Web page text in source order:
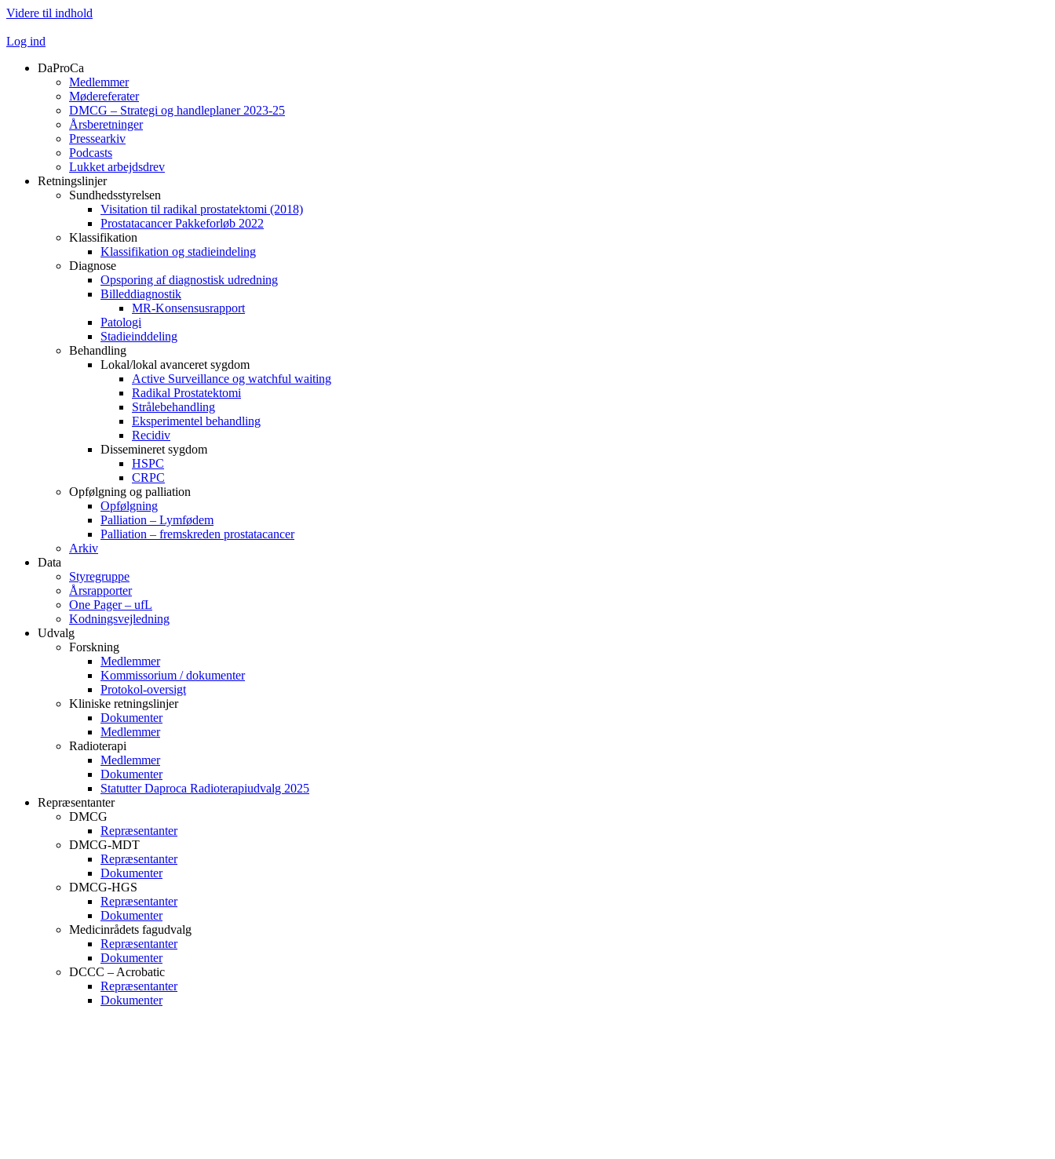
Videre til indhold
Log ind
DaProCa
Medlemmer
Mødereferater
DMCG – Strategi og handleplaner 2023-25
Årsberetninger
Pressearkiv
Podcasts
Lukket arbejdsdrev
Retningslinjer
Sundhedsstyrelsen
Visitation til radikal prostatektomi (2018)
Prostatacancer Pakkeforløb 2022
Klassifikation
Klassifikation og stadieindeling
Diagnose
Opsporing af diagnostisk udredning
Billeddiagnostik
MR-Konsensusrapport
Patologi
Stadieinddeling
Behandling
Lokal/lokal avanceret sygdom
Active Surveillance og watchful waiting
Radikal Prostatektomi
Strålebehandling
Eksperimentel behandling
Recidiv
Dissemineret sygdom
HSPC
CRPC
Opfølgning og palliation
Opfølgning
Palliation – Lymfødem
Palliation – fremskreden prostatacancer
Arkiv
Data
Styregruppe
Årsrapporter
One Pager – ufL
Kodningsvejledning
Udvalg
Forskning
Medlemmer
Kommissorium / dokumenter
Protokol-oversigt
Kliniske retningslinjer
Dokumenter
Medlemmer
Radioterapi
Medlemmer
Dokumenter
Statutter Daproca Radioterapiudvalg 2025
Repræsentanter
DMCG
Repræsentanter
DMCG-MDT
Repræsentanter
Dokumenter
DMCG-HGS
Repræsentanter
Dokumenter
Medicinrådets fagudvalg
Repræsentanter
Dokumenter
DCCC – Acrobatic
Repræsentanter
Dokumenter